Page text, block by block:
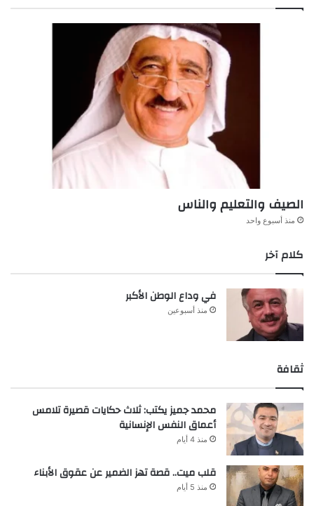
الصيف والتعليم والناس
منذ أسبوع واحد
كلام آخر
في وداع الوطن الأكبر
منذ أسبوعين
ثقافة
محمد جميز يكتب: ثلاث حكايات قصيرة تلامس
أعماق النفس الإنسانية
منذ 4 أيام
قلب ميت.. قصة تهز الضمير عن عقوق الأبناء
منذ 5 أيام